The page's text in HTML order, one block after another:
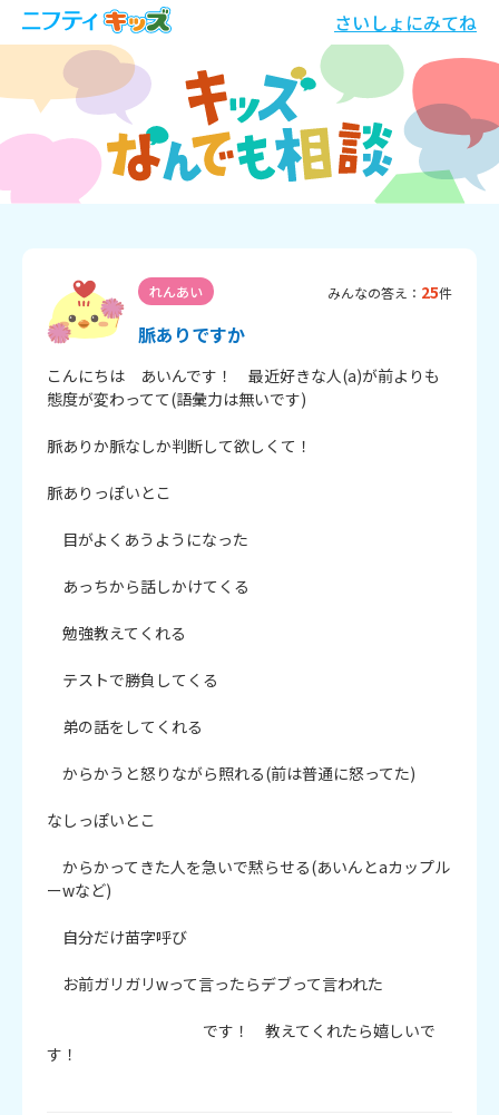
さいしょにみてね
れんあい みんなの答え： 25件
脈ありですか
こんにちは　あいんです！　最近好きな人(a)が前よりも
態度が変わってて(語彙力は無いです)
脈ありか脈なしか判断して欲しくて！
脈ありっぽいとこ
目がよくあうようになった
あっちから話しかけてくる
勉強教えてくれる
テストで勝負してくる
弟の話をしてくれる
からかうと怒りながら照れる(前は普通に怒ってた)
なしっぽいとこ
からかってきた人を急いで黙らせる(あいんとaカップル
ーwなど)
自分だけ苗字呼び
お前ガリガリwって言ったらデブって言われた
です！　教えてくれたら嬉しいで
す！